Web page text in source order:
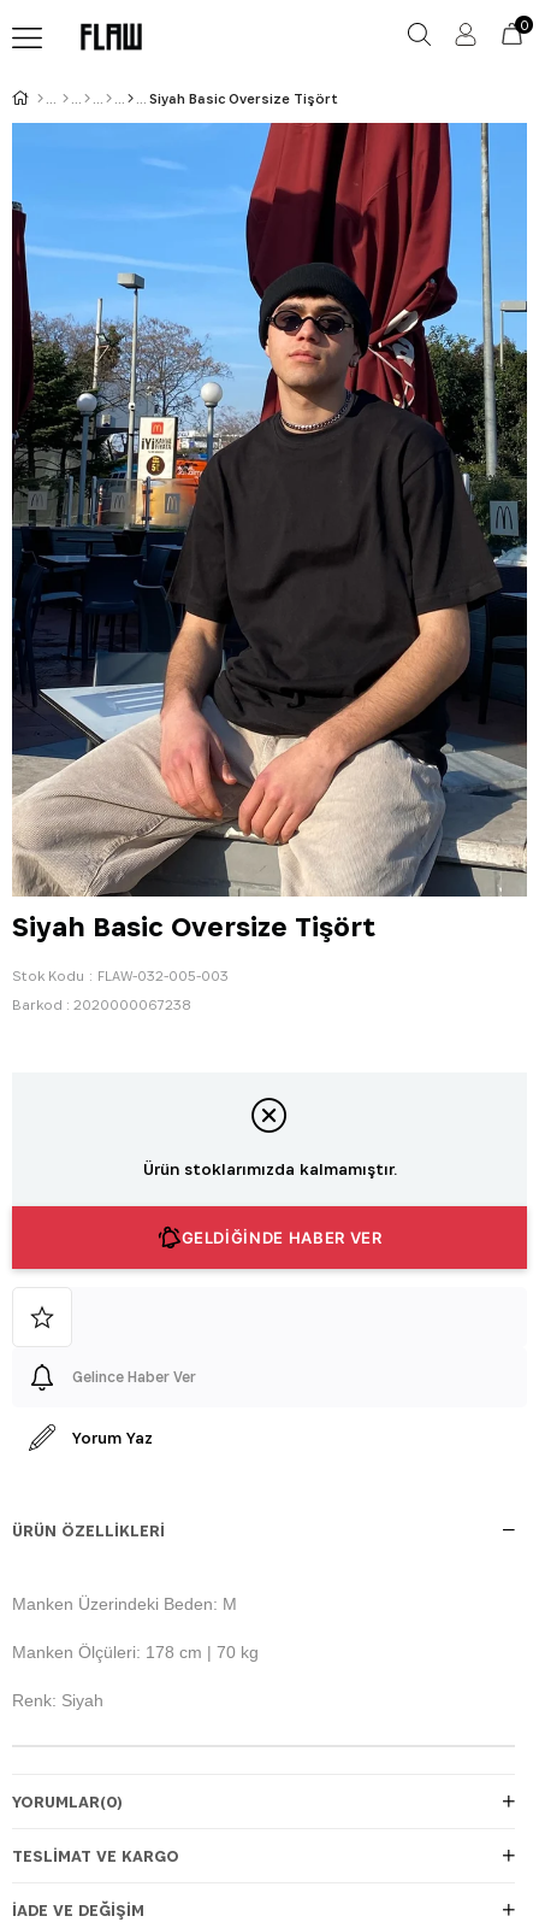
0
Siyah Basic Oversize Tişört
Siyah Basic Oversize Tişört
Stok Kodu
FLAW-032-005-003
Barkod : 2020000067238
Ürün stoklarımızda kalmamıştır.
GELDİĞİNDE HABER VER
Gelince Haber Ver
Yorum Yaz
ÜRÜN ÖZELLIKLERI
Manken Üzerindeki Beden: M
Manken Ölçüleri: 178 cm | 70 kg
Renk: Siyah
YORUMLAR(0)
TESLIMAT VE KARGO
İADE VE DEĞIŞIM